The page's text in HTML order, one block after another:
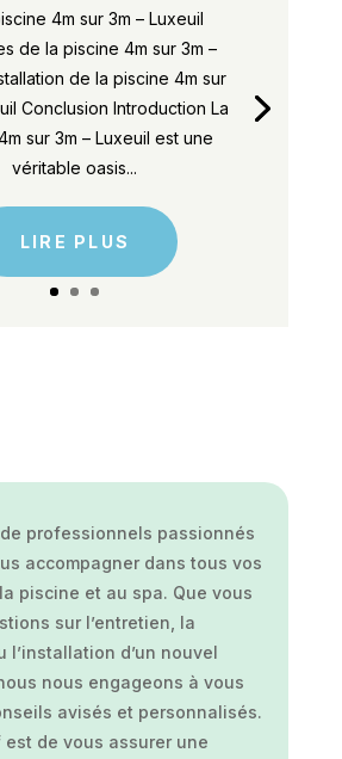
4m sur 3m – Luxeuil
de la piscine 4m sur 3m –
de la piscine 4m sur
Conclusion Introduction La
sur 3m – Luxeuil est une
véritable oasis...
LIRE PLUS
professionnels passionnés
accompagner dans tous vos
piscine et au spa. Que vous
sur l’entretien, la
l’installation d’un nouvel
nous engageons à vous
avisés et personnalisés.
de vous assurer une